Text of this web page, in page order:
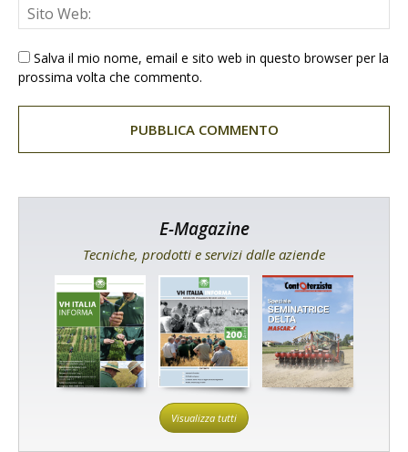
Salva il mio nome, email e sito web in questo browser per la
prossima volta che commento.
E-Magazine
Tecniche, prodotti e servizi dalle aziende
Visualizza tutti